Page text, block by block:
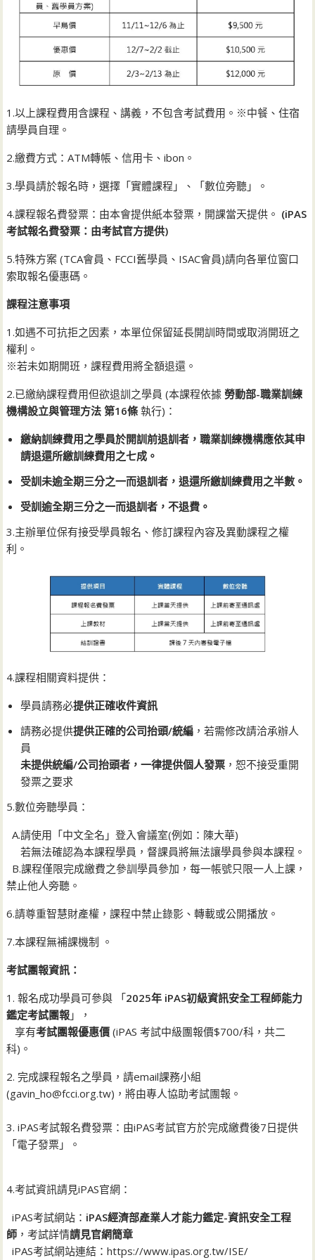
1.以上課程費用含課程、講義，不包含考試費用。※中餐、住宿
請學員自理。
2.繳費方式：ATM轉帳、信用卡、ibon。
3.學員請於報名時，選擇「實體課程」、「數位旁聽」。
4.課程報名費發票：由本會提供紙本發票，開課當天提供。 (iPAS
考試報名費發票：由考試官方提供)
5.特殊方案 (TCA會員、FCCI舊學員、ISAC會員)請向各單位窗口
索取報名優惠碼。
課程注意事項
1.如遇不可抗拒之因素，本單位保留延長開訓時間或取消開班之
權利。
※若未如期開班，課程費用將全額退還。
2.已繳納課程費用但欲退訓之學員 (本課程依據勞動部-職業訓練
機構設立與管理方法 第16條執行)：
繳納訓練費用之學員於開訓前退訓者，職業訓練機構應依其申
請退還所繳訓練費用之七成。
受訓未逾全期三分之一而退訓者，退還所繳訓練費用之半數。
受訓逾全期三分之一而退訓者，不退費。
3.主辦單位保有接受學員報名、修訂課程內容及異動課程之權
利。
4.課程相關資料提供：
學員請務必提供正確收件資訊
請務必提供提供正確的公司抬頭/統編 ，若需修改請洽承辦人
員
未提供統編/公司抬頭者，一律提供個人發票 ，恕不接受重開
發票之要求
5.數位旁聽學員：
A.請使用「中文全名」登入會議室(例如：陳大華)
若無法確認為本課程學員，督課員將無法讓學員參與本課程。
B.課程僅限完成繳費之參訓學員參加，每一帳號只限一人上課，
禁止他人旁聽。
6.請尊重智慧財產權，課程中禁止錄影、轉載或公開播放。
7.本課程無補課機制 。
考試團報資訊：
1. 報名成功學員可參與 「2025年 iPAS初級資訊安全工程師能力
鑑定考試團報 」，
享有考試團報優惠價 (iPAS 考試中級團報價$700/科，共二
科)。
2. 完成課程報名之學員，請email課務小組
(gavin_ho@fcci.org.tw)，將由專人協助考試團報。
3. iPAS考試報名費發票：由iPAS考試官方於完成繳費後7日提供
「電子發票」。
4.考試資訊請見iPAS官網：
iPAS考試網站： iPAS經濟部產業人才能力鑑定-資訊安全工程
師 ，考試詳情請見官網簡章
iPAS考試網站連結：https://www.ipas.org.tw/ISE/